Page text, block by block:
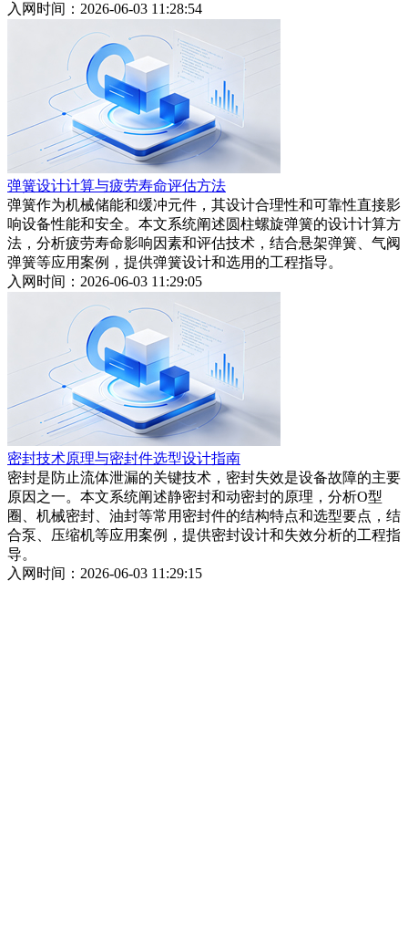
入网时间：2026-06-03 11:28:54
弹簧设计计算与疲劳寿命评估方法
弹簧作为机械储能和缓冲元件，其设计合理性和可靠性直接影
响设备性能和安全。本文系统阐述圆柱螺旋弹簧的设计计算方
法，分析疲劳寿命影响因素和评估技术，结合悬架弹簧、气阀
弹簧等应用案例，提供弹簧设计和选用的工程指导。
入网时间：2026-06-03 11:29:05
密封技术原理与密封件选型设计指南
密封是防止流体泄漏的关键技术，密封失效是设备故障的主要
原因之一。本文系统阐述静密封和动密封的原理，分析O型
圈、机械密封、油封等常用密封件的结构特点和选型要点，结
合泵、压缩机等应用案例，提供密封设计和失效分析的工程指
导。
入网时间：2026-06-03 11:29:15